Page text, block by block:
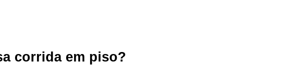
corrida em piso?